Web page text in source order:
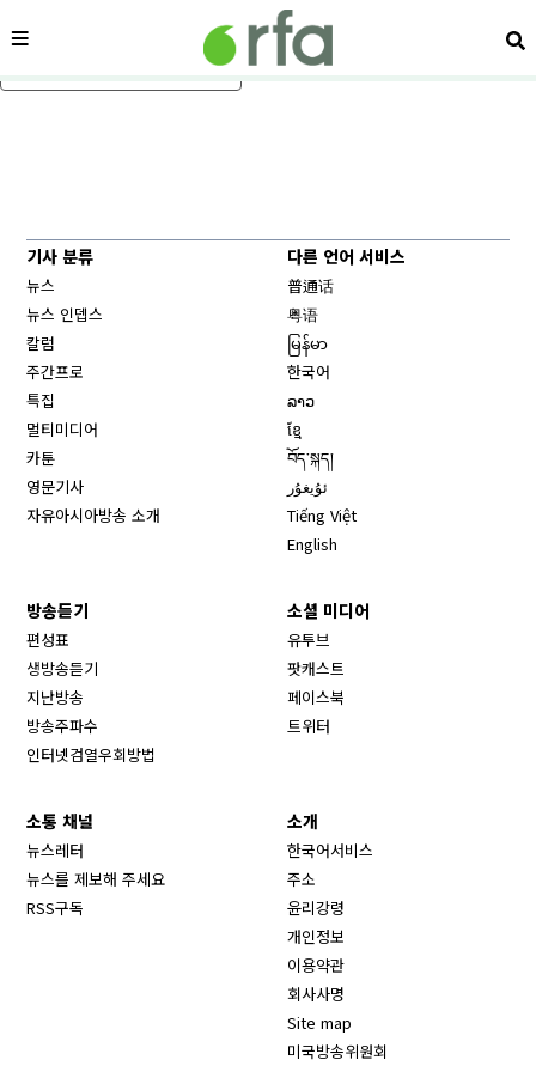
메인 콘텐츠로 건너뛰기
메뉴 검
기사 분류
뉴스
뉴스 인뎁스
칼럼
주간프로
특집
멀티미디어
카툰
영문기사
자유아시아방송 소개
다른 언어 서비스
普通话
粤语
မြန်မာ
한국어
ລາວ
ខ្មែ
བོད་སྐད།
ئۇيغۇر
Tiếng Việt
English
방송듣기
편성표
생방송듣기
지난방송
방송주파수
인터넷검열우회방법
소셜 미디어
유투브
팟캐스트
페이스북
트위터
소통 채널
뉴스레터
뉴스를 제보해 주세요
RSS구독
소개
한국어서비스
주소
윤리강령
개인정보
이용약관
회사사명
Site map
미국방송위원회